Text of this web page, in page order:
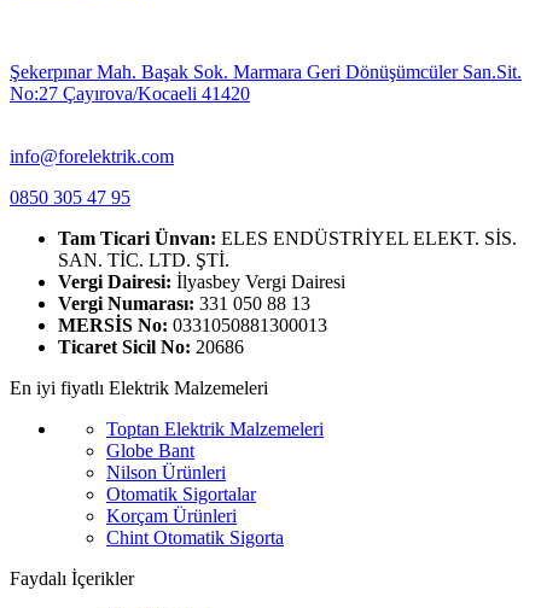
Şekerpınar Mah. Başak Sok. Marmara Geri Dönüşümcüler San.Sit.
No:27 Çayırova/Kocaeli 41420
info@forelektrik.com
0850 305 47 95
Tam Ticari Ünvan: ELES ENDÜSTRİYEL ELEKT. SİS.
SAN. TİC. LTD. ŞTİ.
Vergi Dairesi: İlyasbey Vergi Dairesi
Vergi Numarası: 331 050 88 13
MERSİS No: 0331050881300013
Ticaret Sicil No: 20686
En iyi fiyatlı Elektrik Malzemeleri
Toptan Elektrik Malzemeleri
Globe Bant
Nilson Ürünleri
Otomatik Sigortalar
Korçam Ürünleri
Chint Otomatik Sigorta
Faydalı İçerikler